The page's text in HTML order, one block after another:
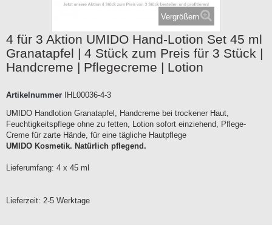
Vergrößern
4 für 3 Aktion UMIDO Hand-Lotion Set 45 ml
Granatapfel | 4 Stück zum Preis für 3 Stück |
Handcreme | Pflegecreme | Lotion
Artikelnummer
IHL00036-4-3
UMIDO Handlotion Granatapfel, Handcreme bei trockener Haut,
Feuchtigkeitspflege ohne zu fetten, Lotion sofort einziehend, Pflege-
Creme für zarte Hände, für eine tägliche Hautpflege
UMIDO Kosmetik. Natürlich pflegend.
Lieferumfang: 4 x 45 ml
Lieferzeit: 2-5 Werktage